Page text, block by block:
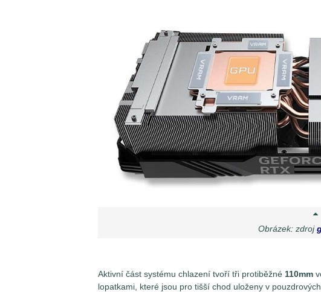
Obrázek: zdroj
Aktivní část systému chlazení tvoří tři protiběžné 110mm
lopatkami, které jsou pro tišší chod uloženy v